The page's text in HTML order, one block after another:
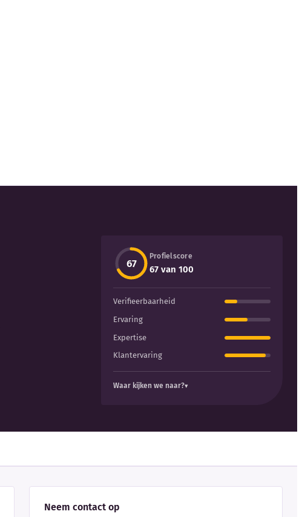
67
Profielscore
67 van 100
Verifieerbaarheid
Ervaring
Expertise
Klantervaring
Waar kijken we naar?
Neem contact op